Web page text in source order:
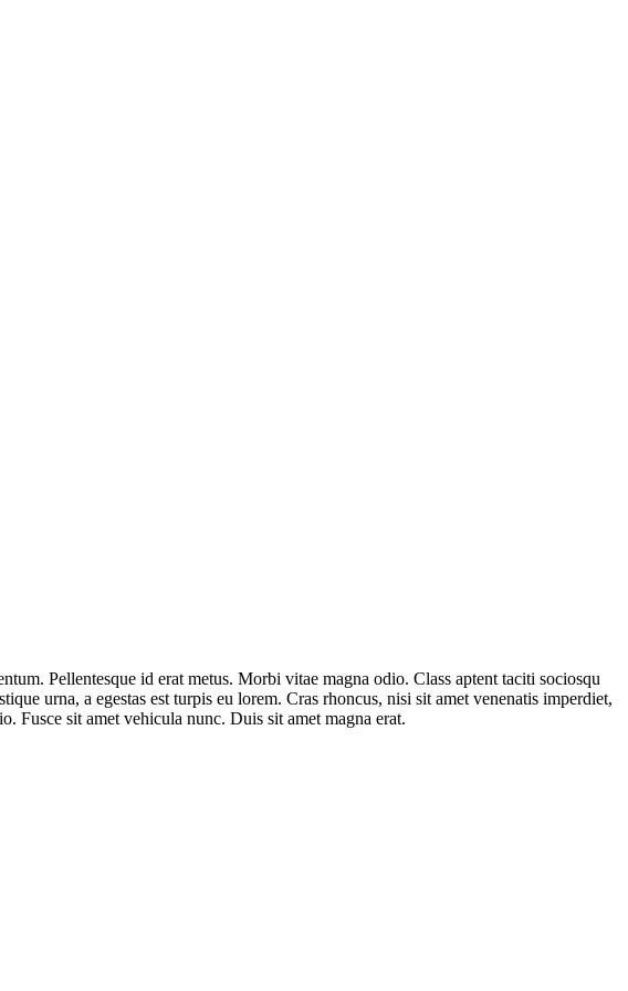
Pellentesque id erat metus. Morbi vitae magna odio. Class aptent taciti sociosqu
urna, a egestas est turpis eu lorem. Cras rhoncus, nisi sit amet venenatis imperdiet,
Fusce sit amet vehicula nunc. Duis sit amet magna erat.